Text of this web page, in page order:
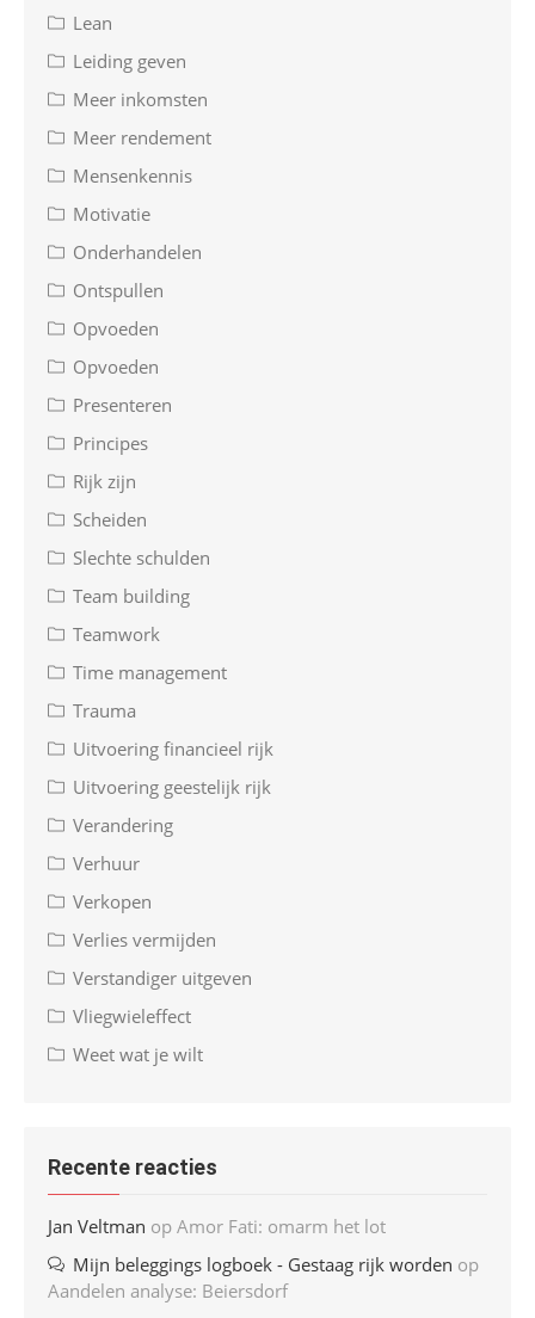
Lean
Leiding geven
Meer inkomsten
Meer rendement
Mensenkennis
Motivatie
Onderhandelen
Ontspullen
Opvoeden
Opvoeden
Presenteren
Principes
Rijk zijn
Scheiden
Slechte schulden
Team building
Teamwork
Time management
Trauma
Uitvoering financieel rijk
Uitvoering geestelijk rijk
Verandering
Verhuur
Verkopen
Verlies vermijden
Verstandiger uitgeven
Vliegwieleffect
Weet wat je wilt
Recente reacties
Jan Veltman op Amor Fati: omarm het lot
Mijn beleggings logboek - Gestaag rijk worden op
Aandelen analyse: Beiersdorf